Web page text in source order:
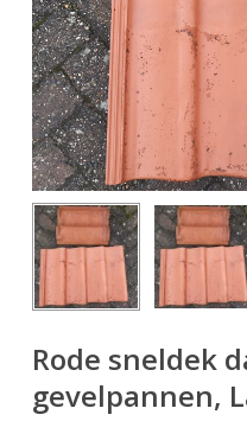
Rode sneldek
gevelpannen,